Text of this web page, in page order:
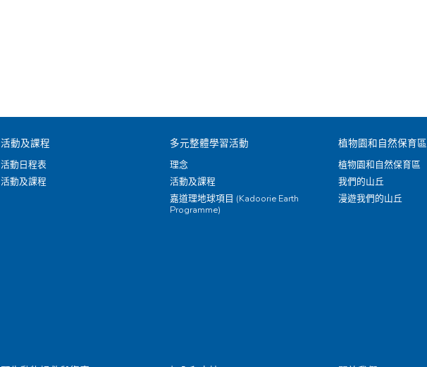
活動及課程
活動日程表
活動及課程
多元整體學習活動
理念
活動及課程
嘉道理地球項目 (Kadoorie Earth
Programme)
植物園和自然保育區
植物園和自然保育區
我們的山丘
漫遊我們的山丘